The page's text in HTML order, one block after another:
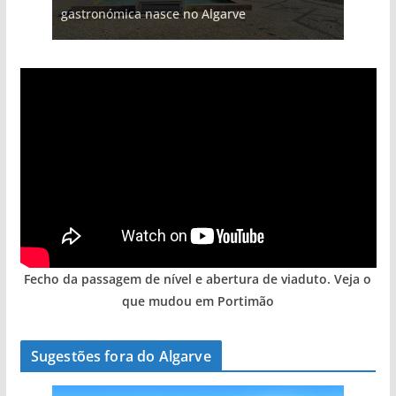
gastronómica nasce no Algarve
arribas em risco no Algarve (com vídeo)
hotéis (com vídeo)
Algarve voltam a ter vida (com vídeo)
entre redes e fábricas
Fecho da passagem de nível e abertura de viaduto. Veja o
que mudou em Portimão
Sugestões fora do Algarve